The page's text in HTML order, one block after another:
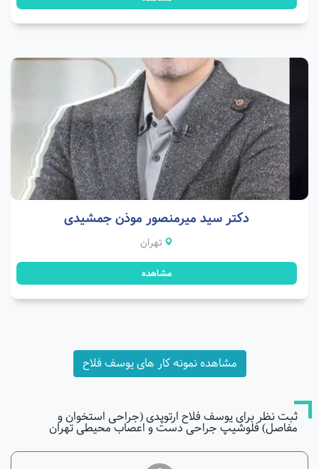
دکتر سید میرمنصور موذن جمشیدی
تهران
مشاهده
مشاهده نمونه کار های یوسف فلاح
ثبت نظر برای یوسف فلاح ارتوپدی (جراحی استخوان و
مفاصل) فلوشیپ جراحی دست و اعصاب محیطی تهران